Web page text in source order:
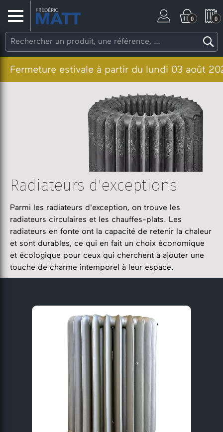
0 0
estivale à partir du lundi 03 août 2026. Les
Radiateurs d'exceptions
Parmi les radiateurs d'exception, on trouve les
radiateurs circulaires et les chauffes-plats. Les
radiateurs en fonte ont la capacité de retenir la chaleur
et sont durables, ce qui en fait un choix économique
et écologique pour ceux qui cherchent à ajouter une
touche de charme intemporel à leur espace.